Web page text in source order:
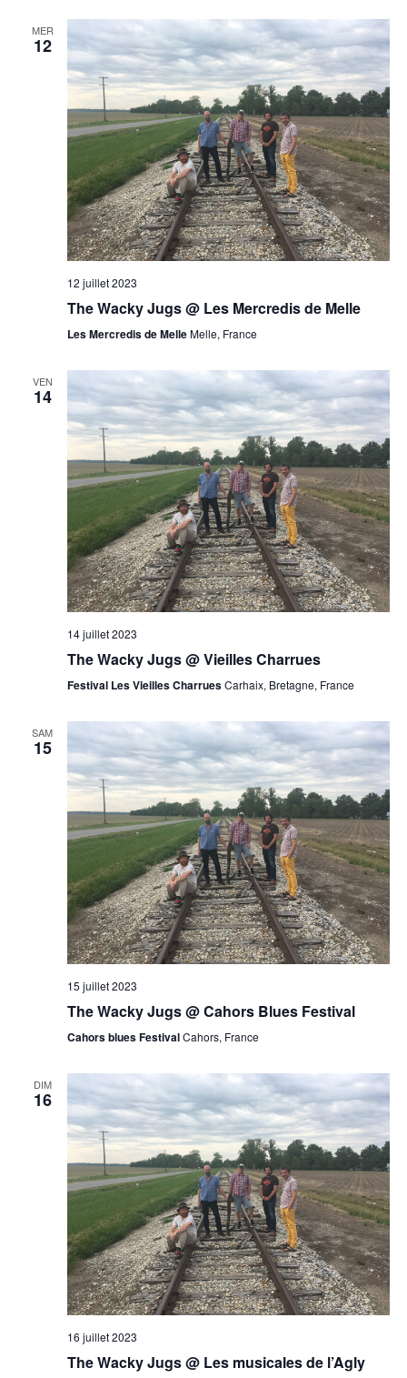
MER
12
12 juillet 2023
The Wacky Jugs @ Les Mercredis de Melle
Les Mercredis de MelleMelle, France
VEN
14
14 juillet 2023
The Wacky Jugs @ Vieilles Charrues
Festival Les Vieilles CharruesCarhaix, Bretagne, France
SAM
15
15 juillet 2023
The Wacky Jugs @ Cahors Blues Festival
Cahors blues FestivalCahors, France
DIM
16
16 juillet 2023
The Wacky Jugs @ Les musicales de l’Agly